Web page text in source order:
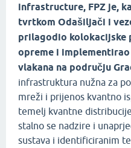
infrastructure, FPZ je,
tvrtkom Odašiljači i
prilagodio kolokacijske
opreme i
vlakana na području
infrastruktura nužna za
mreži i prijenos kvantno
temelj kvantne
stalno se nadzire i
sustava i identificiranim